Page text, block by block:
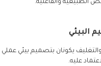
الطبيعية والفاعلية.
البيئي
والتغليف يكونان بتصميم بيئي
عليه.